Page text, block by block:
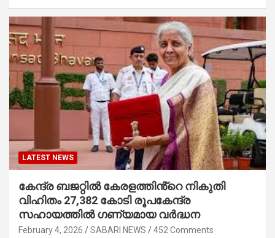
LATEST NEWS
കേന്ദ്ര ബജറ്റിൽ കേരളത്തിൻ്റെ നികുതി
വിഹിതം 27,382 കോടി രൂപകേന്ദ്ര
സഹായത്തിൽ ഗണ്യമായ വർദ്ധന
February 4, 2026 SABARI NEWS 452 Comments